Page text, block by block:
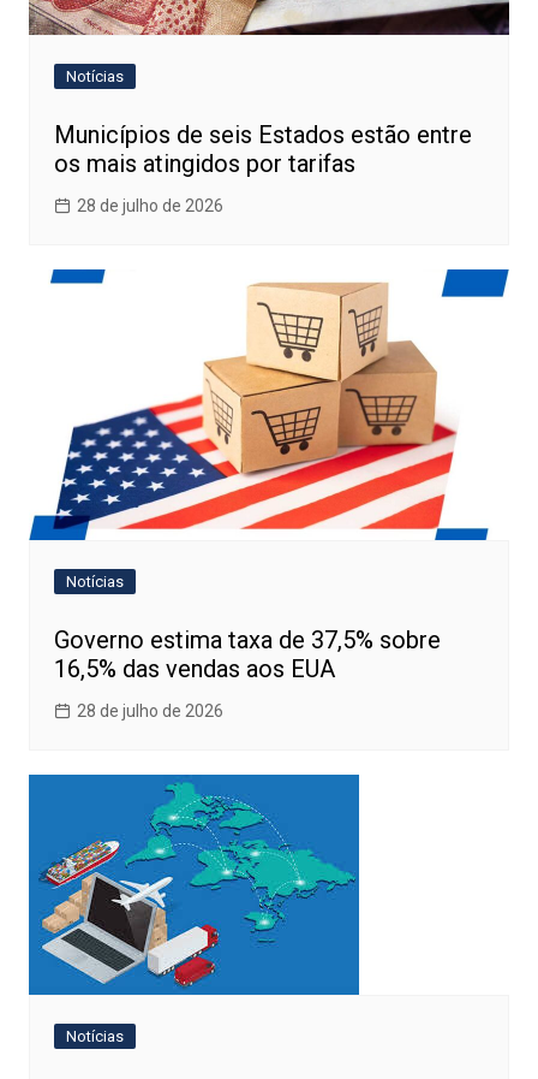
Notícias
Municípios de seis Estados estão entre
os mais atingidos por tarifas
28 de julho de 2026
Notícias
Governo estima taxa de 37,5% sobre
16,5% das vendas aos EUA
28 de julho de 2026
Notícias